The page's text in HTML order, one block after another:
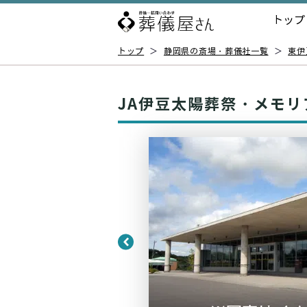
トップ
トップ ＞ 静岡県の斎場・葬儀社一覧 ＞ 東
JA伊豆太陽葬祭・メモ